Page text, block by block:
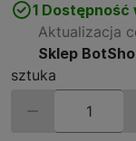
1 Dostępność
Aktualizacja
Sklep
sztuka